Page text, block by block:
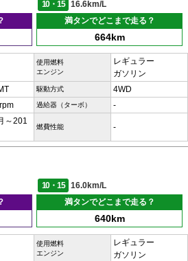
10・15
16.6km/L
満タンでどこまで走る？
664km
使用燃料
エンジン
レギュラー
ガソリン
駆動方式 4WD
過給器（ターボ） -
～201
燃費性能 -
10・15
16.0km/L
満タンでどこまで走る？
640km
使用燃料
エンジン
レギュラー
ガソリン